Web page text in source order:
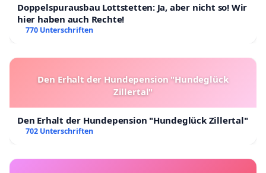
Doppelspurausbau Lottstetten: Ja, aber nicht so! Wir
hier haben auch Rechte!
770 Unterschriften
Den Erhalt der Hundepension "Hundeglück
Zillertal"
Den Erhalt der Hundepension "Hundeglück Zillertal"
702 Unterschriften